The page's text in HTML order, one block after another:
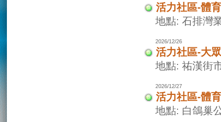
活力社區-體
地點: 石排灣
2026/12/26
活力社區-大
地點: 祐漢街
2026/12/27
活力社區-體
地點: 白鴿巢